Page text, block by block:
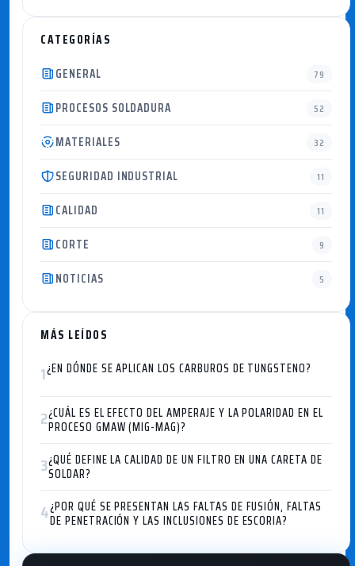
CATEGORÍAS
GENERAL
79
PROCESOS SOLDADURA 52
MATERIALES 32
SEGURIDAD INDUSTRIAL 11
CALIDAD 11
CORTE 9
NOTICIAS 5
MÁS LEÍDOS
1¿EN DÓNDE SE APLICAN LOS CARBUROS DE TUNGSTENO?
2¿CUÁL ES EL EFECTO DEL AMPERAJE Y LA POLARIDAD EN EL
PROCESO GMAW (MIG-MAG)?
3¿QUÉ DEFINE LA CALIDAD DE UN FILTRO EN UNA CARETA DE
SOLDAR?
4¿POR QUÉ SE PRESENTAN LAS FALTAS DE FUSIÓN, FALTAS
DE PENETRACIÓN Y LAS INCLUSIONES DE ESCORIA?